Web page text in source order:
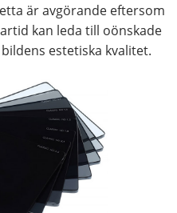
är avgörande eftersom
kan leda till oönskade
estetiska kvalitet.